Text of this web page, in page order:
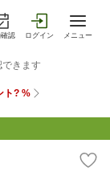
認 ログイン メニュー